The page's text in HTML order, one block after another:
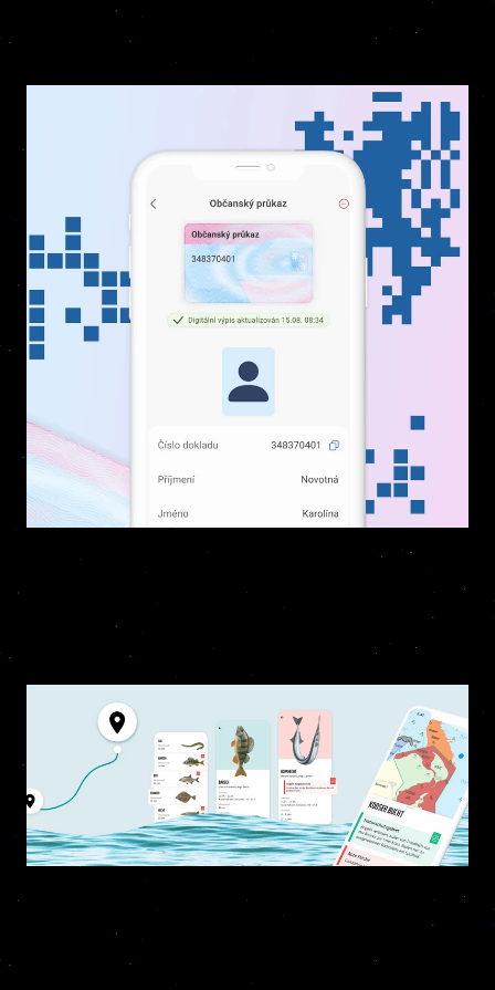
Moderní bankovní aplikace
Detail projektu >
eDoklady
Všechny doklady v jedné aplikaci
Detail projektu >
Interaktivní průvodce v chráněných vodách